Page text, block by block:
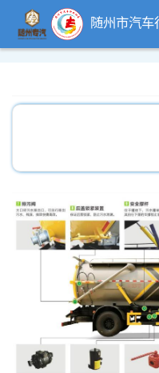
随州市汽车
精品中心
企业风采
行业动态
政策法规
行业标准